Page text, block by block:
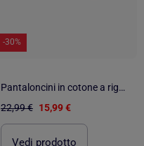
-30%
Pantaloncini in cotone a righe con cintura elastica
22,99 € 15,99 €
Vedi prodotto